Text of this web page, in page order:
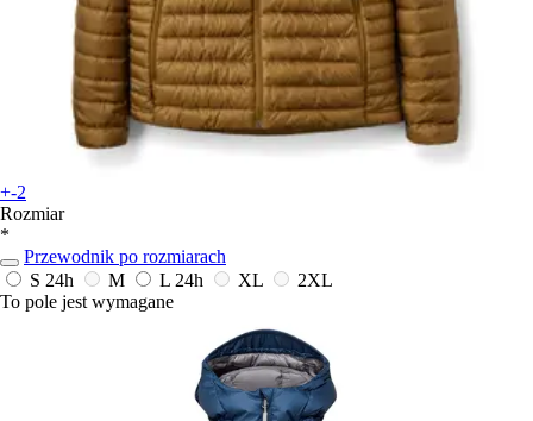
+-2
Rozmiar
*
Przewodnik po rozmiarach
S 24h M L 24h XL
2XL
To pole jest wymagane